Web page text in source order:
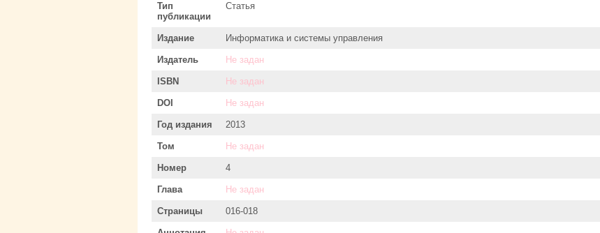
Тип
публикации
Статья
Издание Информатика и системы управления
Издатель Не задан
ISBN Не задан
DOI Не задан
Год издания 2013
Том Не задан
Номер 4
Глава Не задан
Страницы 016-018